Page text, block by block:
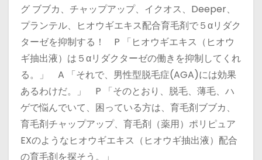
グ ブブカ、チャップアップ、イクオス、Deeper、
プランテル、ヒオウギエキス配合育毛剤で５αリダク
ターゼを抑制する！ P 「ヒオウギエキス（ヒオウ
ギ抽出液）は５αリダクターゼの働きを抑制してくれ
る。」 A 「それで、男性型脱毛症(AGA)には効果
あるわけだ。」 P 「そのとおり、脱毛、薄毛、ハ
ゲで悩んでいて、困っている方は、育毛剤ブブカ、
育毛剤チャップアップ、育毛剤（薬用）ポリピュア
EXのようなヒオウギエキス（ヒオウギ抽出液）配合
の育毛剤を探そう。」